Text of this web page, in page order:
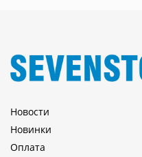
Новости
Новинки
Оплата